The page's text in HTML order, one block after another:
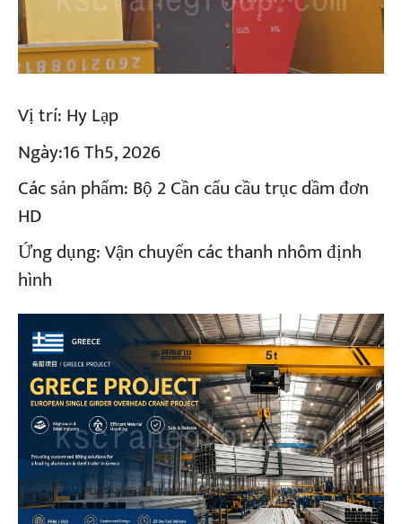
Tin tức
Các ứng dụng
Về chúng tôi
Liên hệ chúng tôi
Vị trí: Hy Lạp
Ngày:16 Th5, 2026
Các sản phẩm: Bộ 2 Cần cẩu cầu trục dầm đơn
HD
Ứng dụng:Vận chuyển các thanh nhôm định
hình